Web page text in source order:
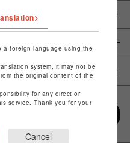
a foreign language using the
system, it may not be
the original content of the
for any direct or
service. Thank you for your
Cancel